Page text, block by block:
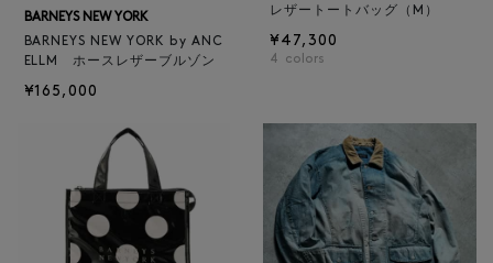
BARNEYS NEW YORK
BARNEYS NEW YORK by ANC
ELLM ホースレザーブルゾン
¥165,000
レザートートバッグ（M）
¥47,300
4 colors